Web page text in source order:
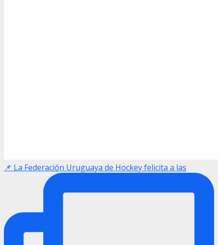
📌 La Federación Uruguaya de Hockey felicita a las